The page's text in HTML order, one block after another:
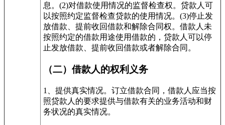
息。(2)对借款使用情况的监督检查权。贷款人可
以按照约定监督检查贷款的使用情况。(3)停止发
放借款、提前收回借款和解除合同权。借款人未
按照约定的借款用途使用借款的，贷款人可以停
止发放借款、提前收回借款或者解除合同。
（二）借款人的权利义务
1、提供真实情况。订立借款合同，借款人应当按
照贷款人的要求提供与借款有关的业务活动和财
务状况的真实情况。